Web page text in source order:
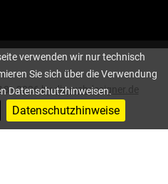
verwenden wir nur technisch
Sie sich über die Verwendung
Datenschutzhinweisen.
Datenschutzhinweise
- 2026 bydie-webdesigner.de